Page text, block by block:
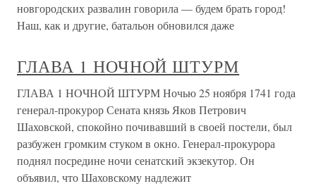
новгородских развалин говорила — будем брать город!
Наш, как и другие, батальон обновился даже
ГЛАВА 1 НОЧНОЙ ШТУРМ
ГЛАВА 1 НОЧНОЙ ШТУРМ Ночью 25 ноября 1741 года
генерал-прокурор Сената князь Яков Петрович
Шаховской, спокойно почивавший в своей постели, был
разбужен громким стуком в окно. Генерал-прокурора
поднял посредине ночи сенатский экзекутор. Он
объявил, что Шаховскому надлежит